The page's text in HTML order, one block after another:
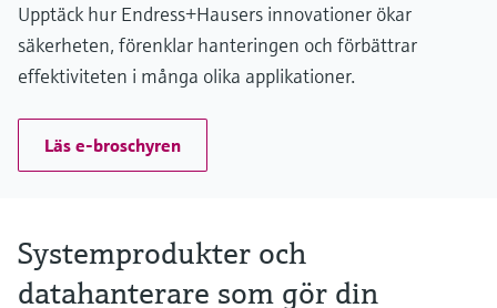
Upptäck hur Endress+Hausers innovationer ökar
säkerheten, förenklar hanteringen och förbättrar
effektiviteten i många olika applikationer.
Läs e-broschyren
Systemprodukter och
datahanterare som gör din